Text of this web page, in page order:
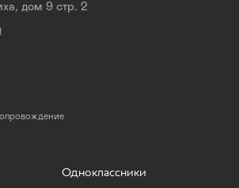
дом 9 стр. 2
Одноклассники